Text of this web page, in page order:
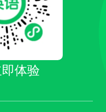
体验